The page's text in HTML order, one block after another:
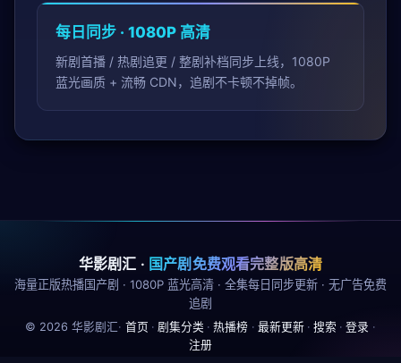
每日同步 · 1080P 高清
新剧首播 / 热剧追更 / 整剧补档同步上线，1080P
蓝光画质 + 流畅 CDN，追剧不卡顿不掉帧。
华影剧汇 · 国产剧免费观看完整版高清
海量正版热播国产剧 · 1080P 蓝光高清 · 全集每日同步更新 · 无广告免费
追剧
© 2026 华影剧汇· 首页 · 剧集分类 · 热播榜 · 最新更新 · 搜索 · 登录 ·
注册